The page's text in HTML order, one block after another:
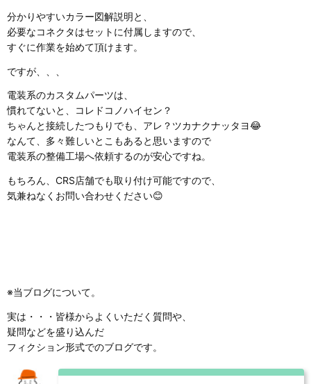
分かりやすいカラー図解説明と、
必要なコネクタはセットに付属しますので、
すぐに作業を始めて頂けます。
ですが、、、
電装系のカスタムパーツは、
慣れてないと、コレドコノハイセン？
ちゃんと接続したつもりでも、アレ？ツカナクナッタヨ😂
なんて、多々難しいとこもあると思いますので
電装系の整備工場へ依頼するのが安心ですね。
もちろん、CRS店舗でも取り付け可能ですので、
気兼ねなくお問い合わせください😊
※当ブログについて。
実は・・・皆様からよくいただく質問や、
疑問などを盛り込んだ
フィクション形式でのブログです。